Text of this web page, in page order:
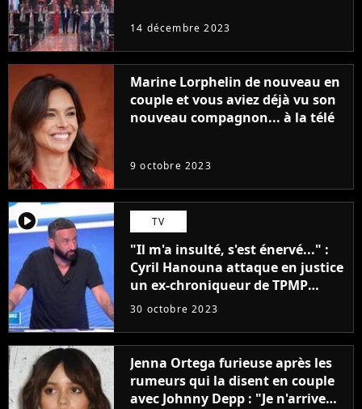
14 décembre 2023
Marine Lorphelin de nouveau en
couple et vous aviez déjà vu son
nouveau compagnon... à la télé
9 octobre 2023
player2 TV
"Il m'a insulté, s'est énervé..." :
Cyril Hanouna attaque en justice
un ex-chroniqueur de TPMP
après de graves accusations
30 octobre 2023
Jenna Ortega furieuse après les
rumeurs qui la disent en couple
avec Johnny Depp : "Je n'arrive